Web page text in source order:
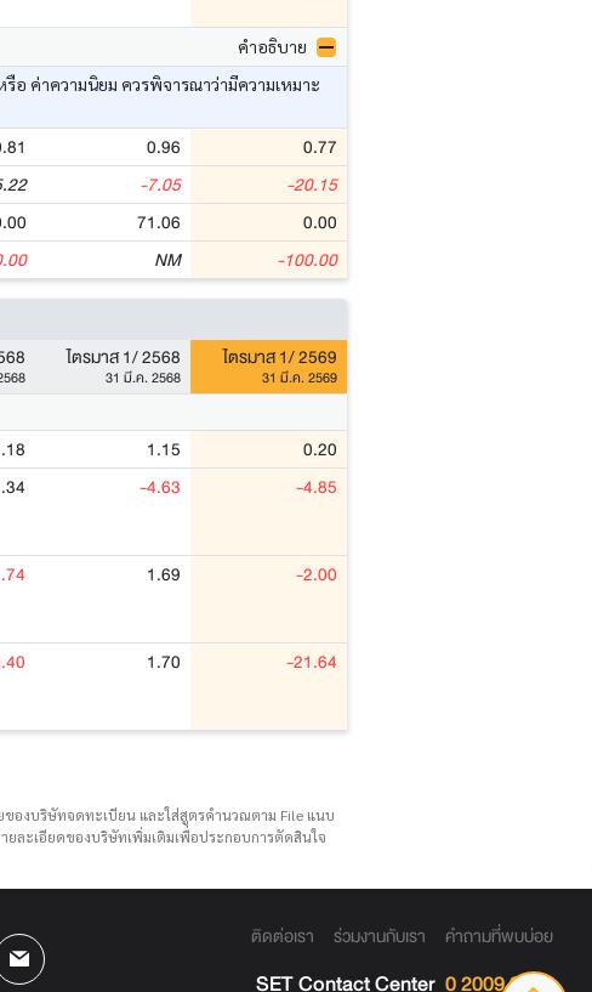
คำอธิบาย
ค่าความนิยม ควรพิจารณาว่ามีความเหมาะ
0.96 0.77
-7.05 -20.15
71.06 0.00
NM -100.00
ไตรมาส 1/ 2568
31 มี.ค. 2568
ไตรมาส 1/ 2569
31 มี.ค. 2569
1.15 0.20
-4.63 -4.85
1.69 -2.00
1.70 -21.64
ของบริษัทจดทะเบียน และใส่สูตรคำนวณตาม File แนบ
ละเอียดของบริษัทเพิ่มเติมเพื่อประกอบการตัดสินใจ
ติดต่อเรา ร่วมงานกับเรา คำถามที่พบบ่อย
SET Contact Center 0 2009 9999